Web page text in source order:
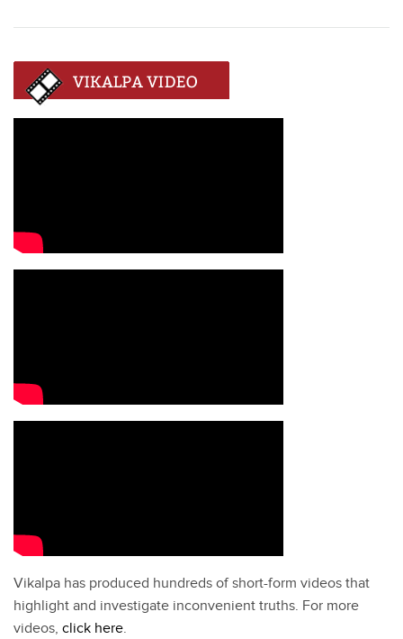
Vikalpa has produced hundreds of short-form videos that
highlight and investigate inconvenient truths. For more
videos, click here.